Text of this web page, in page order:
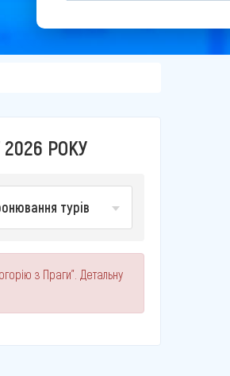
РОКУ
турів
з Праги". Детальну